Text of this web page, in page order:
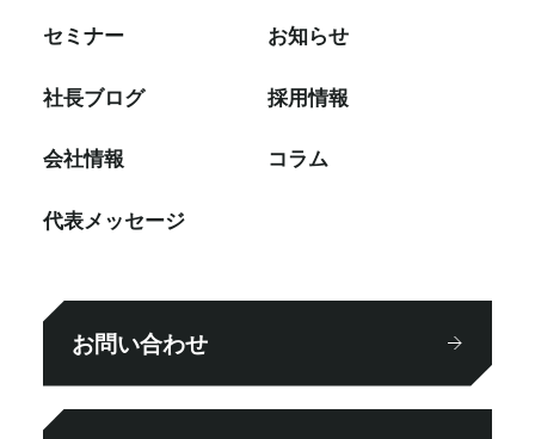
セミナー
社⻑ブログ
会社情報
代表メッセージ
お知らせ
採⽤情報
コラム
お問い合わせ